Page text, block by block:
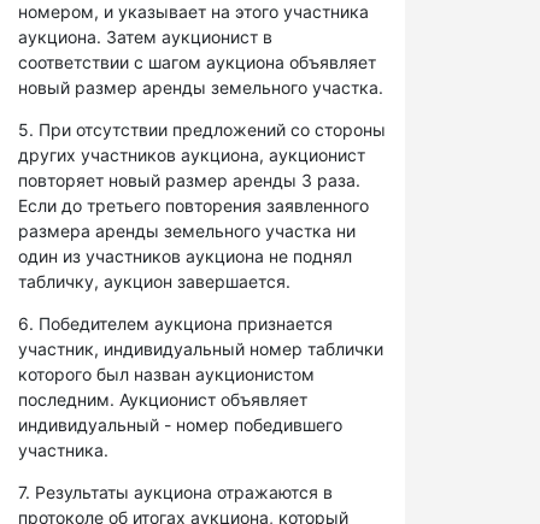
номером, и указывает на этого участника
аукциона. Затем аукционист в
соответствии с шагом аукциона объявляет
новый размер аренды земельного участка.
5. При отсутствии предложений со стороны
других участников аукциона, аукционист
повторяет новый размер аренды 3 раза.
Если до третьего повторения заявленного
размера аренды земельного участка ни
один из участников аукциона не поднял
табличку, аукцион завершается.
6. Победителем аукциона признается
участник, индивидуальный номер таблички
которого был назван аукционистом
последним. Аукционист объявляет
индивидуальный - номер победившего
участника.
7. Результаты аукциона отражаются в
протоколе об итогах аукциона, который